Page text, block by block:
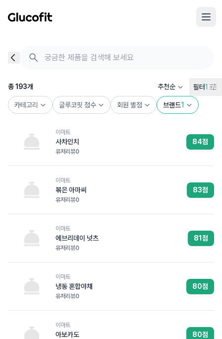
음식 검색 - 음식 후기
총 193개의 음식을 찾았습니다
총193개 추천순 필터1
카테고리 글루코핏 점수 회원 별점 브랜드1
이마트
사차인치
유저리뷰0
84점
이마트
볶은 아마씨
유저리뷰0
83점
이마트
에브리데이 넛츠
유저리뷰0
81점
이마트
냉동 혼합야채
유저리뷰0
80점
이마트
아보카도 80점